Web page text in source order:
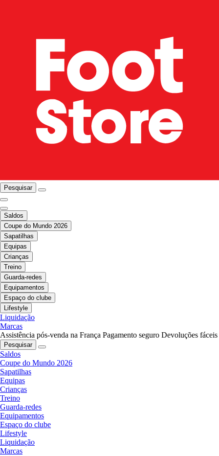
Pesquisar
Saldos
Coupe do Mundo 2026
Sapatilhas
Equipas
Crianças
Treino
Guarda-redes
Equipamentos
Espaço do clube
Lifestyle
Liquidação
Marcas
Assistência pós-venda na França Pagamento seguro Devoluções fáceis
Pesquisar
Saldos
Coupe do Mundo 2026
Sapatilhas
Equipas
Crianças
Treino
Guarda-redes
Equipamentos
Espaço do clube
Lifestyle
Liquidação
Marcas